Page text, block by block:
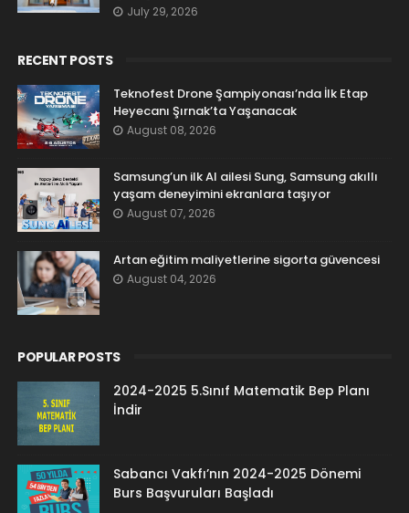
July 29, 2026
RECENT POSTS
Teknofest Drone Şampiyonası’nda İlk Etap
Heyecanı Şırnak’ta Yaşanacak
August 08, 2026
Samsung’un ilk AI ailesi Sung, Samsung akıllı
yaşam deneyimini ekranlara taşıyor
August 07, 2026
Artan eğitim maliyetlerine sigorta güvencesi
August 04, 2026
POPULAR POSTS
2024-2025 5.Sınıf Matematik Bep Planı
İndir
Sabancı Vakfı’nın 2024-2025 Dönemi
Burs Başvuruları Başladı